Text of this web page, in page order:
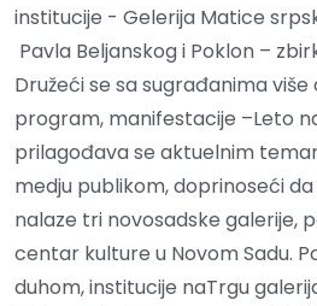
institucije - Gelerija Matice
Pavla Beljanskog i Poklon –
Družeći se sa sugrađanima više
program, manifestacije –Leto
prilagođava se aktuelnim
medju publikom, doprinoseći
nalaze tri novosadske galerije,
centar kulture u Novom Sadu.
duhom, institucije naTrgu